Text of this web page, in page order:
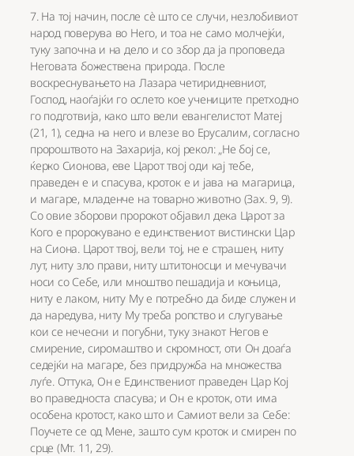
7. На тој начин, после сè што се случи, незлобивиот
народ поверува во Него, и тоа не само молчејќи,
туку започна и на дело и со збор да ја проповеда
Неговата божествена природа. После
воскреснувањето на Лазара четиридневниот,
Господ, наоѓајќи го ослето кое учениците претходно
го подготвија, како што вели евангелистот Матеј
(21, 1), седна на него и влезе во Ерусалим, согласно
пророштвото на Захарија, кој рекол: „Не бој се,
ќерко Сионова, еве Царот твој оди кај тебе,
праведен е и спасува, кроток е и јава на магарица,
и магаре, младенче на товарно животно (Зах. 9, 9).
Со овие зборови пророкот објавил дека Царот за
Кого е пророкувано е единствениот вистински Цар
на Сиона. Царот твој, вели тој, не е страшен, ниту
лут, ниту зло прави, ниту штитоносци и мечувачи
носи со Себе, или мноштво пешадија и коњица,
ниту е лаком, ниту Му е потребно да биде служен и
да наредува, ниту Му треба ропство и слугување
кои се нечесни и погубни, туку знакот Негов е
смирение, сиромаштво и скромност, оти Он доаѓа
седејќи на магаре, без придружба на множества
луѓе. Оттука, Он е Единствениот праведен Цар Кој
во праведноста спасува; и Он е кроток, оти има
особена кротост, како што и Самиот вели за Себе:
Поучете се од Мене, зашто сум кроток и смирен по
срце (Мт. 11, 29).